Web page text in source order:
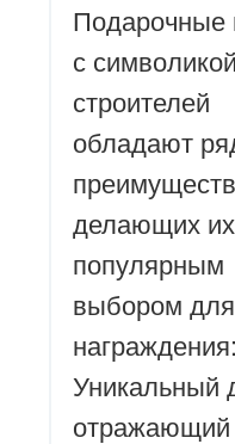
Подарочные
с
строителей
обладают
делающих их
популярным
выбором для
Уникальный
отражающий